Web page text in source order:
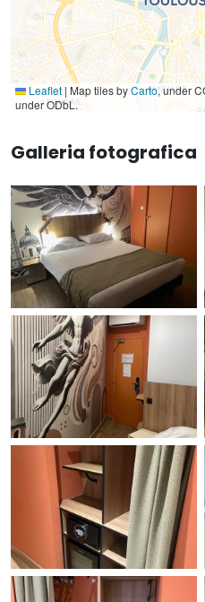
Leaflet | Map tiles byCarto, under
under ODbL.
Galleria fotografica